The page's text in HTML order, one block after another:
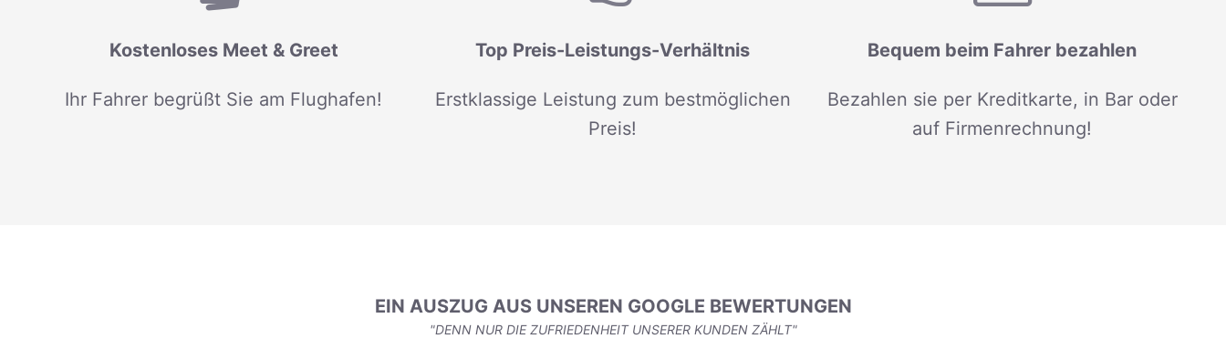
Kostenloses Meet & Greet
Ihr Fahrer begrüßt Sie am Flughafen!
Top Preis-Leistungs-Verhältnis
Erstklassige Leistung zum bestmöglichen
Preis!
Bequem beim Fahrer bezahlen
Bezahlen sie per Kreditkarte, in Bar oder
auf Firmenrechnung!
EIN AUSZUG AUS UNSEREN GOOGLE BEWERTUNGEN
"DENN NUR DIE ZUFRIEDENHEIT UNSERER KUNDEN ZÄHLT"